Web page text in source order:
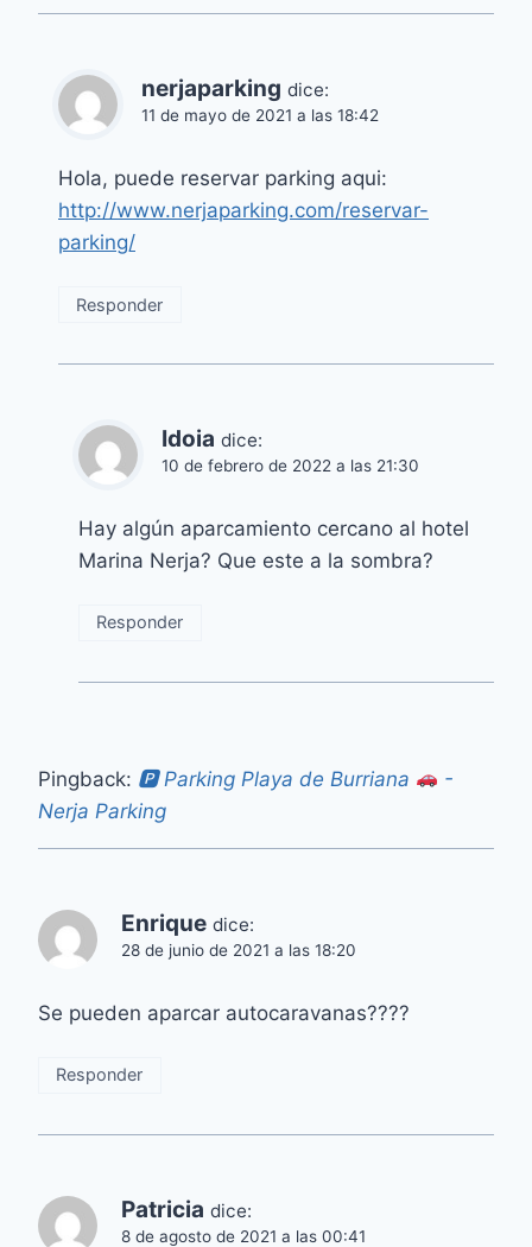
nerjaparking dice:
11 de mayo de 2021 a las 18:42
Hola, puede reservar parking aqui:
http://www.nerjaparking.com/reservar-
parking/
Responder
Idoia dice:
10 de febrero de 2022 a las 21:30
Hay algún aparcamiento cercano al hotel
Marina Nerja? Que este a la sombra?
Responder
Pingback: 🅿 Parking Playa de Burriana
-
Nerja Parking
Enrique dice:
28 de junio de 2021 a las 18:20
Se pueden aparcar autocaravanas????
Responder
Patricia dice:
8 de agosto de 2021 a las 00:41